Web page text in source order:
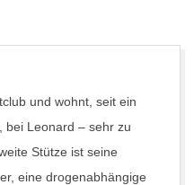
und wohnt, seit ein
bei Leonard – sehr zu
Stütze ist seine
eine drogenabhängige